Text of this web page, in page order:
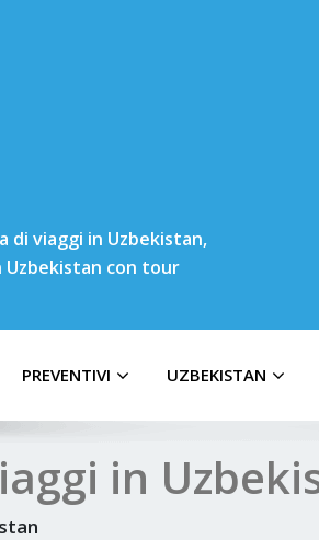
di viaggi in Uzbekistan,
con tour
PREVENTIVI UZBEKISTAN
in